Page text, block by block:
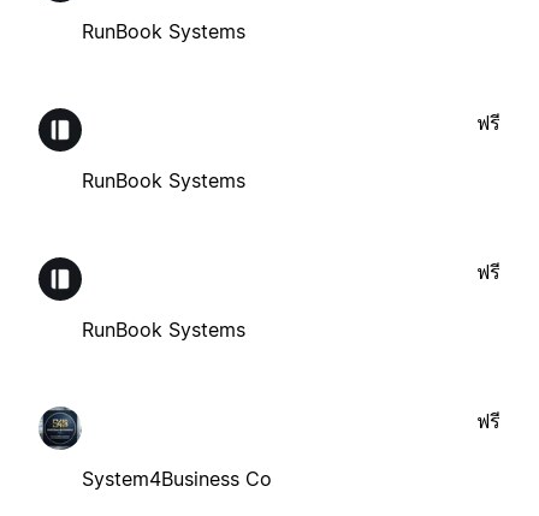
RunBook Systems
RunBook Systems
ฟรี
RunBook Systems
ฟรี
System4Business Co
ฟรี